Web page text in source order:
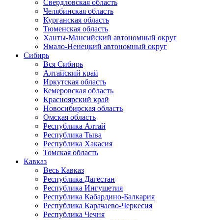
Свердловская область
Челябинская область
Курганская область
Тюменская область
Ханты-Мансийский автономный округ
Ямало-Ненецкий автономный округ
Сибирь
Вся Сибирь
Алтайский край
Иркутская область
Кемеровская область
Красноярский край
Новосибирская область
Омская область
Республика Алтай
Республика Тыва
Республика Хакасия
Томская область
Кавказ
Весь Кавказ
Республика Дагестан
Республика Ингушетия
Республика Кабардино-Балкария
Республика Карачаево-Черкесия
Республика Чечня